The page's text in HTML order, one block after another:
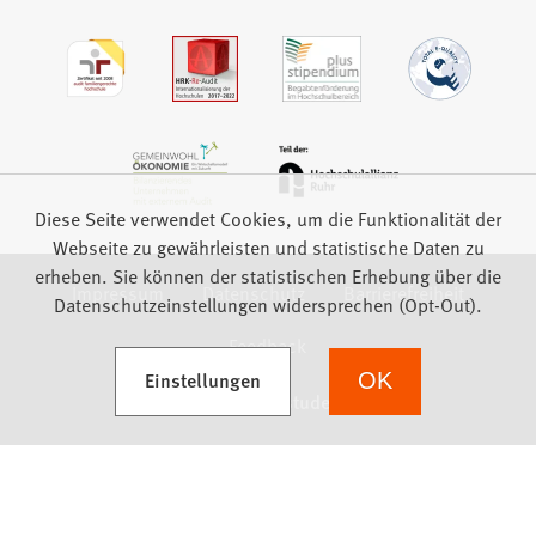
Impressum Datenschutz
Barrierefreiheit
Feedback
Diese Seite verwendet Cookies, um die Funktionalität der
Webseite zu gewährleisten und statistische Daten zu
erheben. Sie können der statistischen Erhebung über die
Datenschutzeinstellungen widersprechen (Opt-Out).
Einstellungen
(Öffnet in einem neuen Tab) OK